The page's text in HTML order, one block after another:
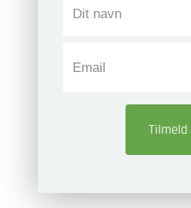
Dit navn
Email
Tilmeld